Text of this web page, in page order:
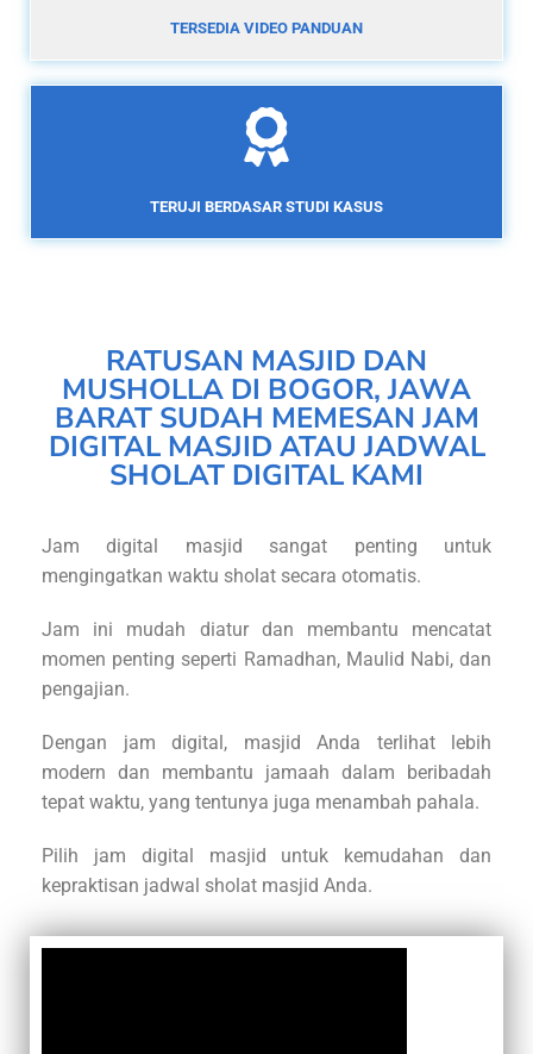
TERSEDIA VIDEO PANDUAN
TERUJI BERDASAR STUDI KASUS
RATUSAN MASJID DAN
MUSHOLLA DI BOGOR, JAWA
BARAT SUDAH MEMESAN JAM
DIGITAL MASJID ATAU JADWAL
SHOLAT DIGITAL KAMI
Jam digital masjid sangat penting untuk
mengingatkan waktu sholat secara otomatis.
Jam ini mudah diatur dan membantu mencatat
momen penting seperti Ramadhan, Maulid Nabi, dan
pengajian.
Dengan jam digital, masjid Anda terlihat lebih
modern dan membantu jamaah dalam beribadah
tepat waktu, yang tentunya juga menambah pahala.
Pilih jam digital masjid untuk kemudahan dan
kepraktisan jadwal sholat masjid Anda.